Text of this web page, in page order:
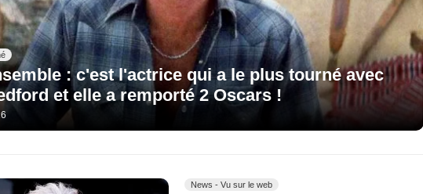
: c'est l'actrice qui a le plus tourné avec
et elle a remporté 2 Oscars !
News - Vu sur le web